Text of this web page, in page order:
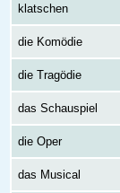
klatschen
die Komödie
die Tragödie
das Schauspiel
die Oper
das Musical